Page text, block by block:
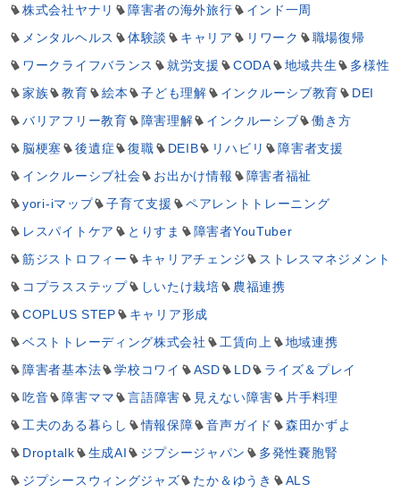
株式会社ヤナリ
障害者の海外旅行
インド一周
メンタルヘルス
体験談 キャリア リワーク
職場復帰
ワークライフバランス
就労支援 CODA 地域共生
多様性
家族
教育 絵本 子ども理解 インクルーシブ教育
DEI
バリアフリー教育
障害理解 インクルーシブ
働き方
脳梗塞
後遺症 復職 DEIB リハビリ
障害者支援
インクルーシブ社会
お出かけ情報
障害者福祉
yori-iマップ
子育て支援
ペアレントトレーニング
レスパイトケア
とりすま
障害者YouTuber
筋ジストロフィー
キャリアチェンジ
ストレスマネジメント
コプラスステップ
しいたけ栽培
農福連携
COPLUS STEP
キャリア形成
ベストトレーディング株式会社
工賃向上
地域連携
障害者基本法
学校コワイ ASD LD
ライズ＆プレイ
吃音
障害ママ 言語障害 見えない障害
片手料理
工夫のある暮らし
情報保障 音声ガイド
森田かずよ
Droptalk
生成AI ジプシージャパン
多発性嚢胞腎
ジプシースウィングジャズ
たか＆ゆうき
ALS